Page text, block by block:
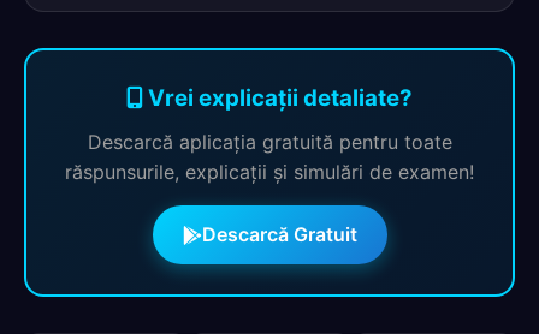
Vrei explicații detaliate?
Descarcă aplicația gratuită pentru toate
răspunsurile, explicații și simulări de examen!
Descarcă Gratuit